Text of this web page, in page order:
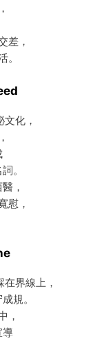
差，
化，
。
，
慰，
界線上，
規。
，
導